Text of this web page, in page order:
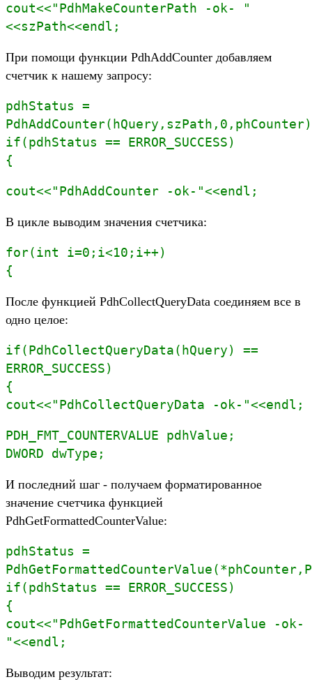
cout<<"PdhMakeCounterPath -ok- "
<<szPath<<endl;
При помощи функции PdhAddCounter добавляем
счетчик к нашему запросу:
pdhStatus =
if(pdhStatus == ERROR_SUCCESS)
{
cout<<"PdhAddCounter -ok-"<<endl;
В цикле выводим значения счетчика:
for(int i=0;i<10;i++)
{
После функцией PdhCollectQueryData соединяем все в
одно целое:
if(PdhCollectQueryData(hQuery) ==
ERROR_SUCCESS)
{
cout<<"PdhCollectQueryData -ok-"<<endl;
PDH_FMT_COUNTERVALUE pdhValue;
DWORD dwType;
И последний шаг - получаем форматированное
значение счетчика функцией
PdhGetFormattedCounterValue:
pdhStatus =
if(pdhStatus == ERROR_SUCCESS)
{
cout<<"PdhGetFormattedCounterValue -ok-
"<<endl;
Выводим результат: